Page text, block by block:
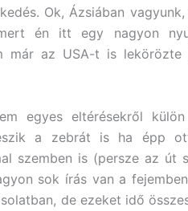
Ok, Ázsiában
én itt egy nagyon
már az USA-t is lekörözte
egyes eltérésekről
a zebrát is ha épp
szemben is (persze az út
sok írás van a
de ezeket idő